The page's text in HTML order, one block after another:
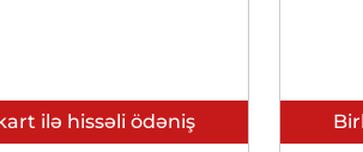
ilə hissəli ödəniş